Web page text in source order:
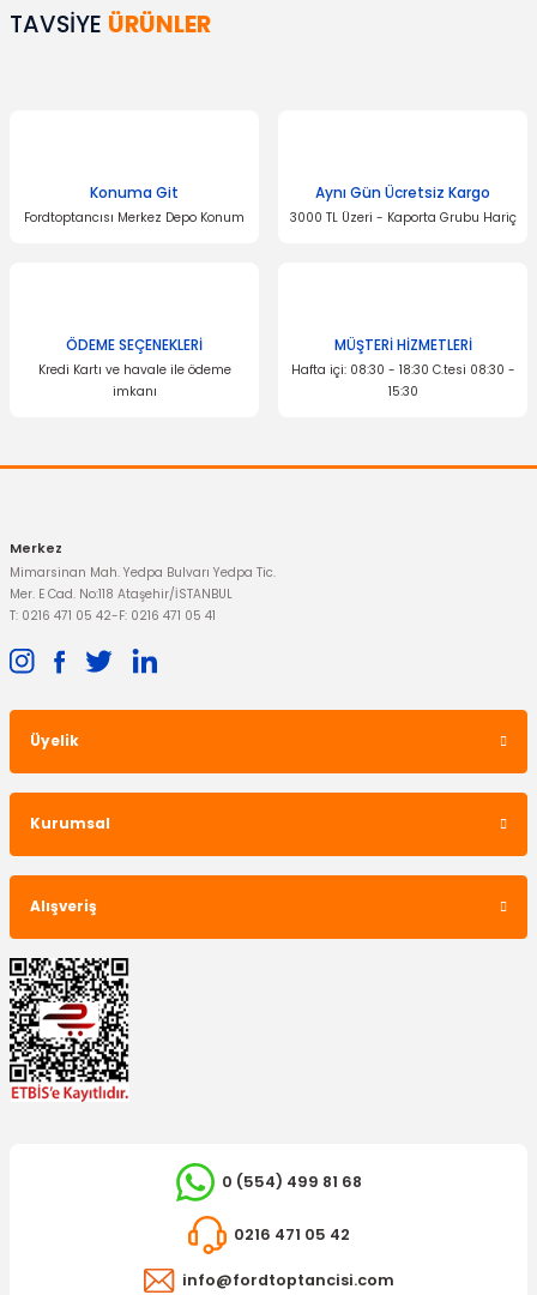
konularda yetersiz gördüğünüz noktaları öneri formunu kullanarak
tarafımıza iletebilirsiniz.
Ürün bilgilerinde hatalar bulunuyor.
Ürün fiyatı diğer sitelerden daha pahalı.
TAVSİYE ÜRÜNLER
Hava Filtresi Focus C-Max
OTOSAN
Hava Filtresi Focus C-Max Dizel
1.188,46 TL
Konuma Git
Fordtoptancısı Merkez Depo Konum
Aynı Gün Ücretsiz Kargo
3000 TL Üzeri - Kaporta Grubu Hariç
ÖDEME SEÇENEKLERİ
Kredi Kartı ve havale ile ödeme
imkanı
MÜŞTERİ HİZMETLERİ
Hafta içi: 08:30 - 18:30 C.tesi 08:30 -
15:30
Merkez
Mimarsinan Mah. Yedpa Bulvarı Yedpa Tic.
Mer. E Cad. No:118 Ataşehir/İSTANBUL
T: 0216 471 05 42-F: 0216 471 05 41
Üyelik
Kurumsal
Alışveriş
0 (554) 499 81 68
0216 471 05 42
info@fordtoptancisi.com